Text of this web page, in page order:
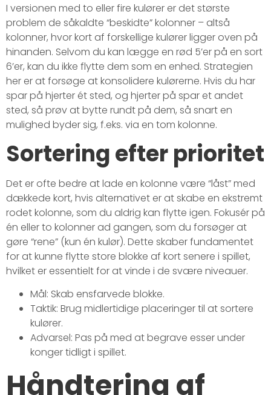
I versionen med to eller fire kulører er det største
problem de såkaldte “beskidte” kolonner – altså
kolonner, hvor kort af forskellige kulører ligger oven på
hinanden. Selvom du kan lægge en rød 5’er på en sort
6’er, kan du ikke flytte dem som en enhed. Strategien
her er at forsøge at konsolidere kulørerne. Hvis du har
spar på hjerter ét sted, og hjerter på spar et andet
sted, så prøv at bytte rundt på dem, så snart en
mulighed byder sig, f.eks. via en tom kolonne.
Sortering efter prioritet
Det er ofte bedre at lade en kolonne være “låst” med
dækkede kort, hvis alternativet er at skabe en ekstremt
rodet kolonne, som du aldrig kan flytte igen. Fokusér på
én eller to kolonner ad gangen, som du forsøger at
gøre “rene” (kun én kulør). Dette skaber fundamentet
for at kunne flytte store blokke af kort senere i spillet,
hvilket er essentielt for at vinde i de svære niveauer.
Mål: Skab ensfarvede blokke.
Taktik: Brug midlertidige placeringer til at sortere
kulører.
Advarsel: Pas på med at begrave esser under
konger tidligt i spillet.
Håndtering af